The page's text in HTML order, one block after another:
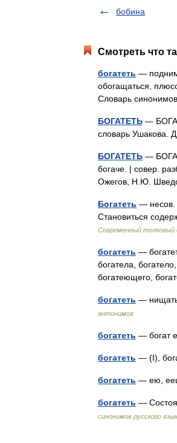
бобина
Смотреть что
богатеть —
обогащаться,
Словарь
БОГАТЕТЬ —
словарь Ушакова.
БОГАТЕТЬ —
богаче. | совер.
Ожегов, Н.Ю.
Богатеть — несов.
Становиться
Современный толковый
богатеть —
богатела,
богатеющего,
богатеть — нищать
антонимов
богатеть — богат
богатеть — (I),
богатеть — ею,
богатеть —
синонимов русского